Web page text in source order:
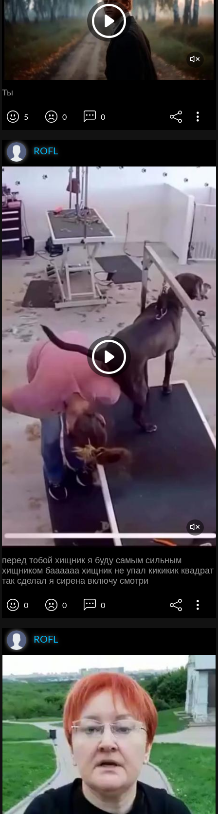
Ты
5 0 0
ROFL
перед тобой хищник я буду самым сильным
хищником баааааа хищник не упал кикикик квадрат
так сделал я сирена включу смотри
0 0 0
ROFL